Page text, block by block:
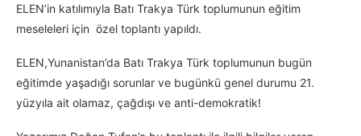
ELEN’in katılımıyla Batı Trakya Türk toplumunun eğitim
meseleleri için özel toplantı yapıldı.
ELEN,Yunanistan’da Batı Trakya Türk toplumunun bugün
eğitimde yaşadığı sorunlar ve bugünkü genel durumu 21.
yüzyıla ait olamaz, çağdışı ve anti-demokratik!